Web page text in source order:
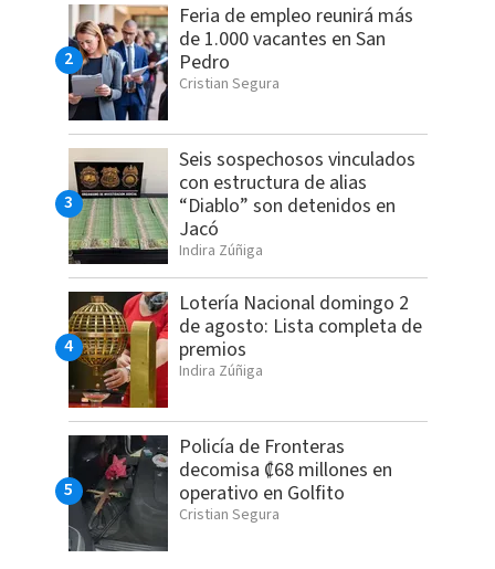
Feria de empleo reunirá más
de 1.000 vacantes en San
Pedro
Cristian Segura
Seis sospechosos vinculados
con estructura de alias
“Diablo” son detenidos en
Jacó
Indira Zúñiga
Lotería Nacional domingo 2
de agosto: Lista completa de
premios
Indira Zúñiga
Policía de Fronteras
decomisa ₡68 millones en
operativo en Golfito
Cristian Segura